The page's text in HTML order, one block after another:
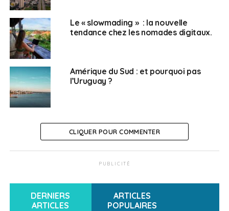
Le « slowmading » : la nouvelle
tendance chez les nomades digitaux.
Amérique du Sud : et pourquoi pas
l’Uruguay ?
CLIQUER POUR COMMENTER
PUBLICITÉ
DERNIERS
ARTICLES
ARTICLES
POPULAIRES